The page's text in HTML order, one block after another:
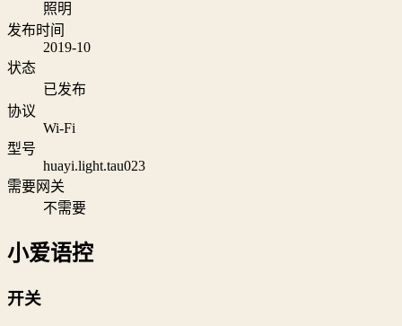
照明
发布时间
2019-10
状态
已发布
协议
Wi‑Fi
型号
huayi.light.tau023
需要网关
不需要
小爱语控
开关